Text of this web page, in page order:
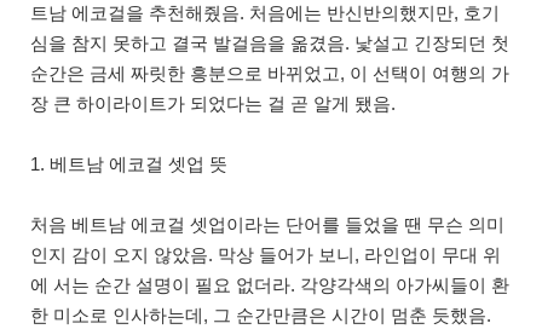
트남 에코걸을 추천해줬음. 처음에는 반신반의했지만, 호기
심을 참지 못하고 결국 발걸음을 옮겼음. 낯설고 긴장되던 첫
순간은 금세 짜릿한 흥분으로 바뀌었고, 이 선택이 여행의 가
장 큰 하이라이트가 되었다는 걸 곧 알게 됐음.
1. 베트남 에코걸 셋업 뜻
처음 베트남 에코걸 셋업이라는 단어를 들었을 땐 무슨 의미
인지 감이 오지 않았음. 막상 들어가 보니, 라인업이 무대 위
에 서는 순간 설명이 필요 없더라. 각양각색의 아가씨들이 환
한 미소로 인사하는데, 그 순간만큼은 시간이 멈춘 듯했음.